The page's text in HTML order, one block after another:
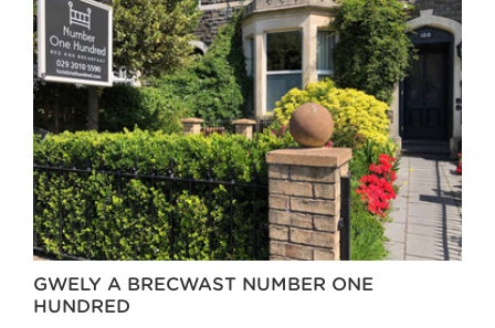
GWELY A BRECWAST NUMBER ONE
HUNDRED